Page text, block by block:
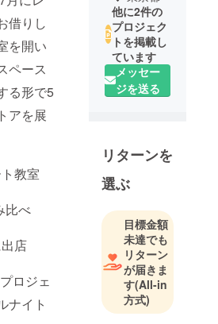
借りし
を開い
ペース
る形で5
アを展
教室
比べ
店
ロジェ
ナイト
他に2件の
プロジェク
トを掲載し
ています
メッセー
ジを送る
リターンを
選ぶ
目標金額
未達でも
リターン
が届きま
す(All-in
方式)